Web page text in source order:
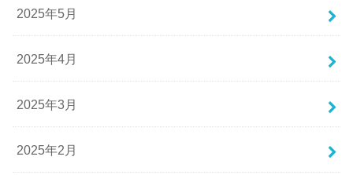
2025年5月
2025年4月
2025年3月
2025年2月